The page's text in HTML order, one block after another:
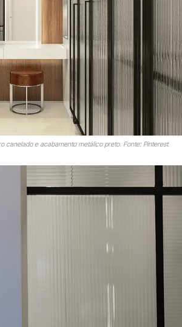
canelado e acabamento metálico preto. Fonte: Pinterest